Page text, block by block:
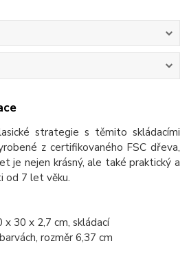
strategie s těmito skládacími
z certifikovaného FSC dřeva,
je nejen krásný, ale také praktický a
od 7 let věku.
30 x 2,7 cm, skládací
rozměr 6,37 cm